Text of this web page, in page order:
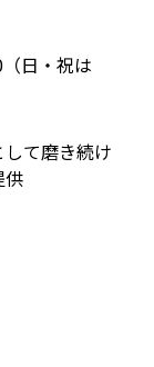
日・祝は
て磨き続け
供